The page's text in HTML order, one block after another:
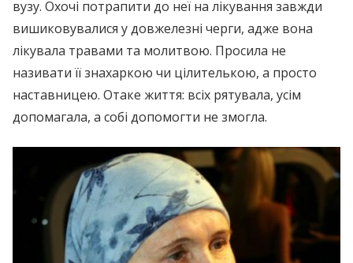
вузу. Охочі потрапити до неї на лікування завжди
вишиковувалися у довжелезні черги, адже вона
лікувала травами та молитвою. Просила не
називати її знахаркою чи цілителькою, а просто
наставницею. Отаке життя: всіх рятувала, усім
допомагала, а собі допомогти не змогла.